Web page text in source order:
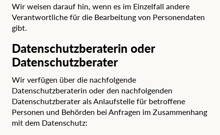
Wir weisen darauf hin, wenn es im Einzelfall andere
Verantwortliche für die Bearbeitung von Personendaten
gibt.
Datenschutzberaterin oder
Datenschutzberater
Wir verfügen über die nachfolgende
Datenschutzberaterin oder den nachfolgenden
Datenschutzberater als Anlaufstelle für betroffene
Personen und Behörden bei Anfragen im Zusammenhang
mit dem Datenschutz: